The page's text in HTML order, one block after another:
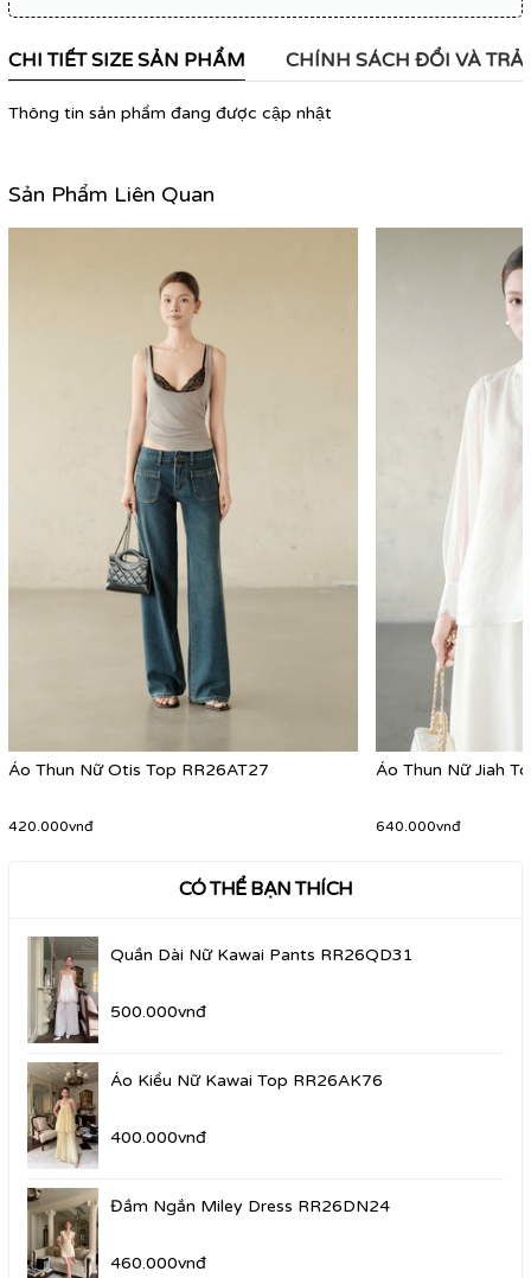
CHI TIẾT SIZE SẢN PHẨM CHÍNH SÁCH ĐỔI VÀ TRẢ
Thông tin sản phẩm đang được cập nhật
Sản Phẩm Liên Quan
Áo Thun Nữ Otis Top RR26AT27
420.000vnđ
Áo Thun Nữ Jiah
640.000vnđ
CÓ THỂ BẠN THÍCH
Quần Dài Nữ Kawai Pants RR26QD31
500.000vnđ
Áo Kiểu Nữ Kawai Top RR26AK76
400.000vnđ
Đầm Ngắn Miley Dress RR26DN24
460.000vnđ